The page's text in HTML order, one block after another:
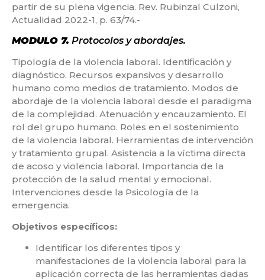
partir de su plena vigencia. Rev. Rubinzal Culzoni,
Actualidad 2022-1, p. 63/74.-
MODULO 7. Protocolos y abordajes.
Tipología de la violencia laboral. Identificación y
diagnóstico. Recursos expansivos y desarrollo
humano como medios de tratamiento. Modos de
abordaje de la violencia laboral desde el paradigma
de la complejidad. Atenuación y encauzamiento. El
rol del grupo humano. Roles en el sostenimiento
de la violencia laboral. Herramientas de intervención
y tratamiento grupal. Asistencia a la víctima directa
de acoso y violencia laboral. Importancia de la
protección de la salud mental y emocional.
Intervenciones desde la Psicología de la
emergencia.
Objetivos específicos:
Identificar los diferentes tipos y
manifestaciones de la violencia laboral para la
aplicación correcta de las herramientas dadas